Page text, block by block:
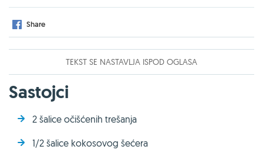
Share
TEKST SE NASTAVLJA ISPOD OGLASA
Sastojci
2 šalice očišćenih trešanja
1/2 šalice kokosovog šećera